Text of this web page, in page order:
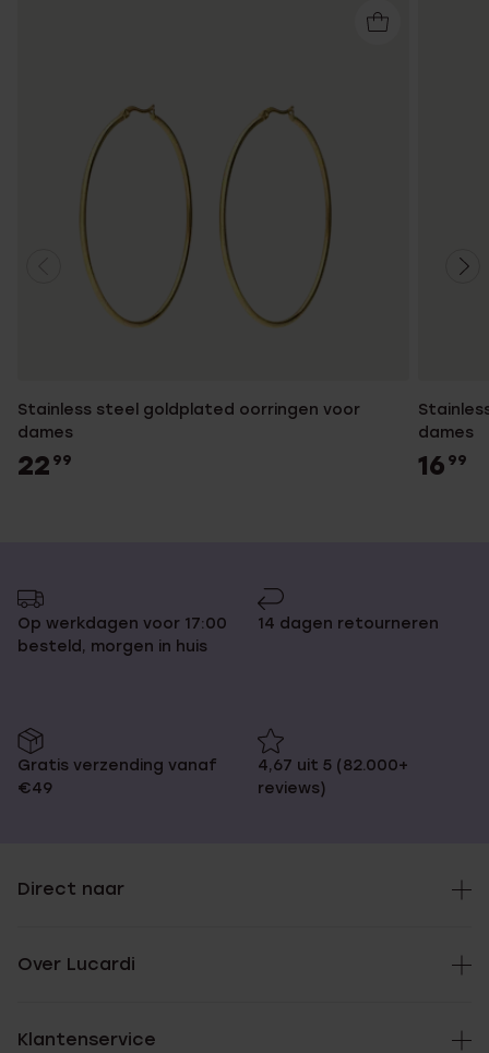
Stainless steel goldplated oorringen voor
dames
22 99
dames
16 99
Op werkdagen voor 17:00
besteld, morgen in huis
14 dagen retourneren
Gratis verzending vanaf
€49
4,67 uit 5 (82.000+
reviews)
Direct naar
Over Lucardi
Klantenservice